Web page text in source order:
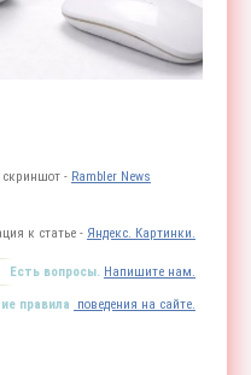
скриншот - Rambler News
к статье - Яндекс. Картинки.
Есть вопросы. Напишите нам.
правила поведения на сайте.